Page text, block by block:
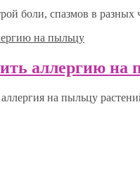
боли, спазмов в разных
аллергию на
на пыльцу